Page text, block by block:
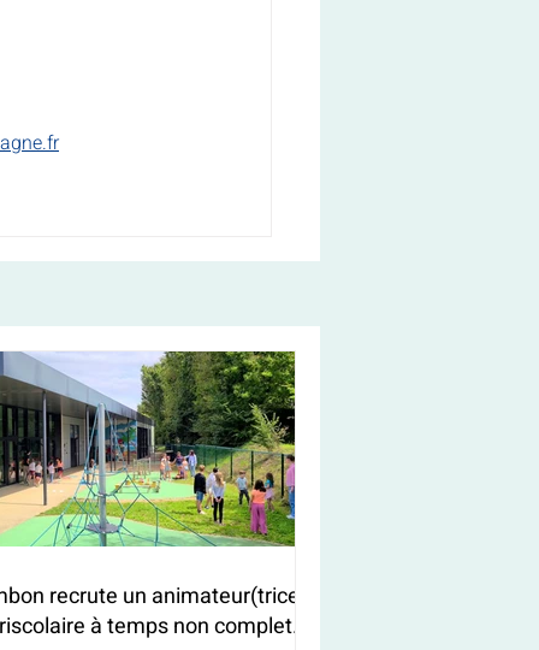
recrute un animateur(trice)
à temps non complet